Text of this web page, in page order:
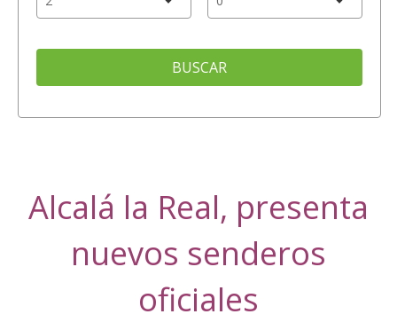
BUSCAR
Alcalá la Real, presenta
nuevos senderos
oficiales